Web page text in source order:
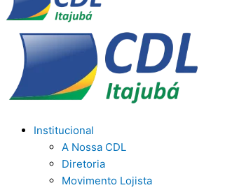
Institucional
A Nossa CDL
Diretoria
Movimento Lojista